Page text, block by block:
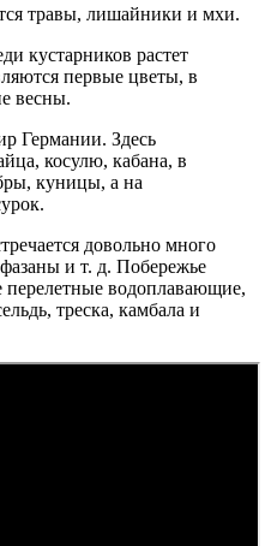
травы, лишайники и мхи.
кустарников растет
первые цветы, в
весны.
Германии. Здесь
косулю, кабана, в
куницы, а на
довольно много
и т. д. Побережье
водоплавающие,
треска, камбала и